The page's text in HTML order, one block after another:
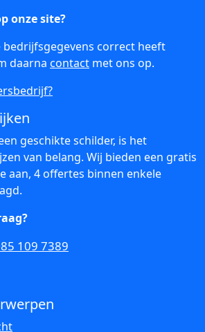
onze site?
bedrijfsgegevens correct heeft
daarna contact met ons op.
geschikte schilder, is het
van belang. Wij bieden een gratis
aan, 4 offertes binnen enkele
109 7389